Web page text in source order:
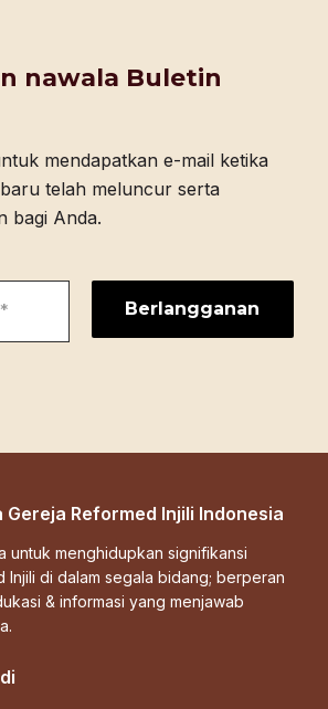
nawala Buletin
mendapatkan e-mail ketika
telah meluncur serta
bagi Anda.
Gereja Reformed Injili Indonesia
untuk menghidupkan signifikansi
Injili di dalam segala bidang; berperan
& informasi yang menjawab